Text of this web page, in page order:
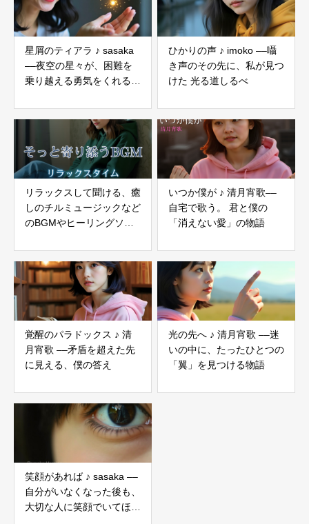
星屑のティアラ ♪ sasaka
––夜空の星々が、困難を
乗り越える勇気をくれる魔
ひかりの声 ♪ imoko ––囁
き声のその先に、私が見つ
けた 光る道しるべ
リラックスして聞ける、癒
しのチルミュージックなど
のBGMやヒーリングソン
いつか僕が ♪ 清月宵歌––
自宅で歌う。 君と僕の
「消えない愛」の物語
覚醒のパラドックス ♪ 清
月宵歌 ––矛盾を超えた先
に見える、僕の答え
光の先へ ♪ 清月宵歌 ––迷
いの中に、たったひとつの
「翼」を見つける物語
笑顔があれば ♪ sasaka ––
自分がいなくなった後も、
大切な人に笑顔でいてほし